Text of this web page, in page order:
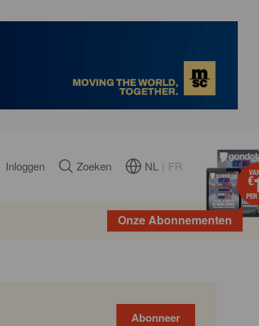
Inloggen Zoeken NL FR
Onze Abonnementen
Abonneer